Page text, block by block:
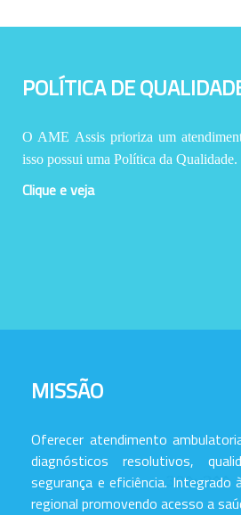
POLÍTICA DE
O AME Assis prioriza um
isso possui uma Política da Qualidade.
Clique e veja
MISSÃO
Oferecer atendimento
diagnósticos resolutivos,
segurança e eficiência. Integrado
regional promovendo acesso a